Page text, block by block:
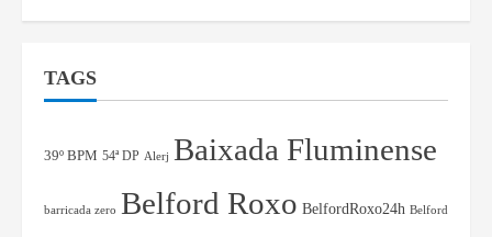
TAGS
39º BPM 54ª DP Alerj Baixada Fluminense
barricada zero Belford Roxo BelfordRoxo24h Belford